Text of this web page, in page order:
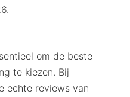
om de beste
te kiezen. Bij
echte reviews van